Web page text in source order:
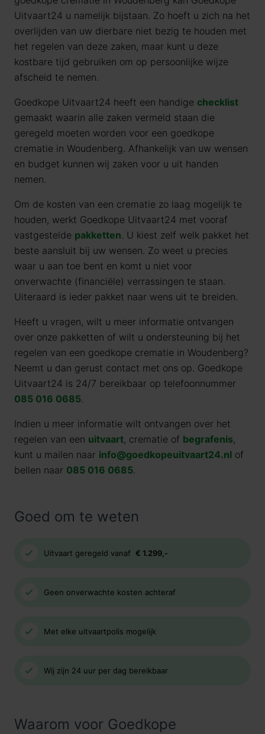
Uitvaart24 u namelijk bijstaan. Zo hoeft u zich na het
overlijden van uw dierbare niet bezig te houden met
het regelen van deze zaken, maar kunt u deze
kostbare tijd gebruiken om op persoonlijke wijze
afscheid te nemen.
Goedkope Uitvaart24 heeft een handige checklist
gemaakt waarin alle zaken vermeld staan die
geregeld moeten worden voor een goedkope
crematie in Woudenberg. Afhankelijk van uw wensen
en budget kunnen wij zaken voor u uit handen
nemen.
Om de kosten van een crematie zo laag mogelijk te
houden, werkt Goedkope Uitvaart24 met vooraf
vastgestelde pakketten. U kiest zelf welk pakket het
beste aansluit bij uw wensen. Zo weet u precies
waar u aan toe bent en komt u niet voor
onverwachte (financiële) verrassingen te staan.
Uiteraard is ieder pakket naar wens uit te breiden.
Heeft u vragen, wilt u meer informatie ontvangen
over onze pakketten of wilt u ondersteuning bij het
regelen van een goedkope crematie in Woudenberg?
Neemt u dan gerust contact met ons op. Goedkope
Uitvaart24 is 24/7 bereikbaar op telefoonnummer
085 016 0685.
Indien u meer informatie wilt ontvangen over het
regelen van een uitvaart, crematie of begrafenis,
kunt u mailen naar info@goedkopeuitvaart24.nl of
bellen naar 085 016 0685.
Goed om te weten
Uitvaart geregeld vanaf € 1.299,-
Geen onverwachte kosten achteraf
Met elke uitvaartpolis mogelijk
Wij zijn 24 uur per dag bereikbaar
Waarom voor Goedkope